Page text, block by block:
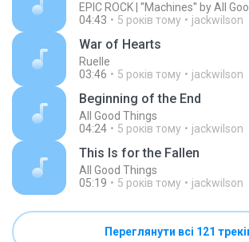
EPIC ROCK | ''Machines'' by All
04:43
5 років тому jackwilson
War of Hearts
Ruelle
03:46
5 років тому jackwilson
Beginning of the End
All Good Things
04:24
5 років тому jackwilson
This Is for the Fallen
All Good Things
05:19
5 років тому jackwilson
Переглянути всі 121